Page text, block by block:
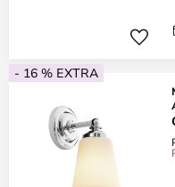
- 16 % EXTRA